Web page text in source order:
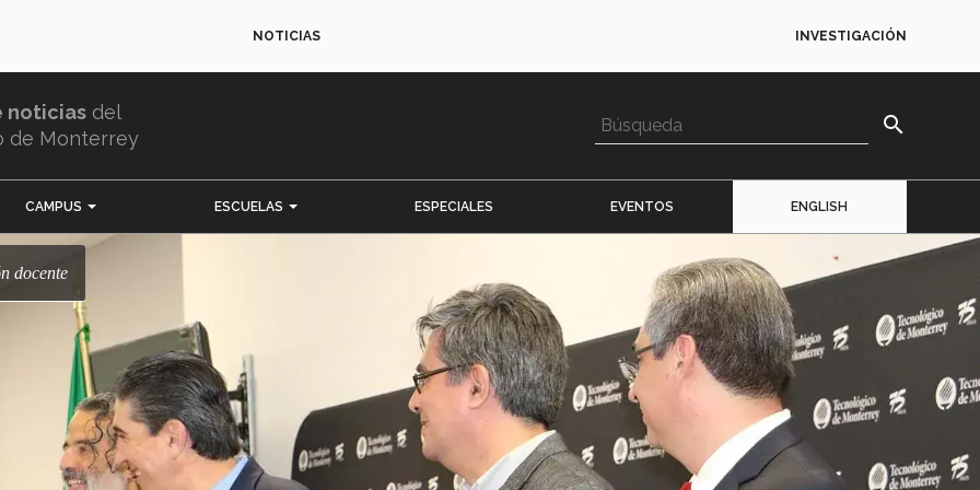
NOTICIAS INVESTIGACIÓN
noticias del
de Monterrey
search
CAMPUS ESCUELAS ESPECIALES EVENTOS ENGLISH
docente